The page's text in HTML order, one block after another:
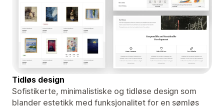
Tidløs design
Sofistikerte, minimalistiske og tidløse design som
blander estetikk med funksjonalitet for en sømløs